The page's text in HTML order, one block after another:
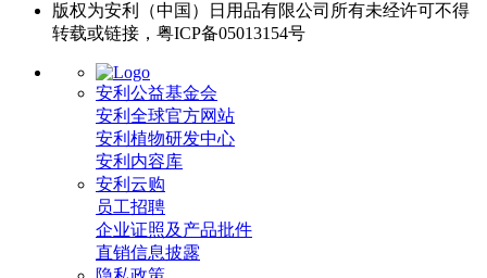
版权为安利（中国）日用品有限公司所有未经许可不得
转载或链接，粤ICP备05013154号
安利公益基金会
安利全球官方网站
安利植物研发中心
安利内容库
安利云购
员工招聘
企业证照及产品批件
直销信息披露